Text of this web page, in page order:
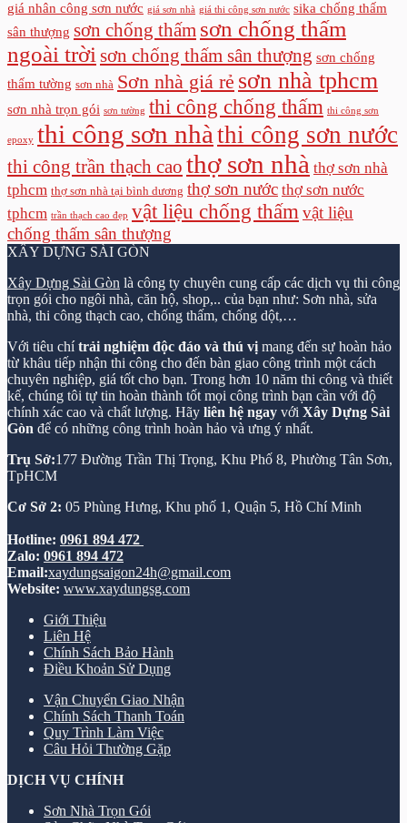
giá nhân công sơn nước giá sơn nhà giá thi công sơn nước sika chống thấm
sân thượng sơn chống thấm sơn chống thấm
ngoài trời sơn chống thấm sân thượng sơn chống
thấm tường sơn nhà Sơn nhà giá rẻ sơn nhà tphcm
sơn nhà trọn gói sơn tường thi công chống thấm thi công sơn
epoxy thi công sơn nhà thi công sơn nước
thi công trần thạch cao thợ sơn nhà thợ sơn nhà
tphcm thợ sơn nhà tại bình dương thợ sơn nước thợ sơn nước
tphcm trần thạch cao đẹp vật liệu chống thấm vật liệu
chống thấm sân thượng
XÂY DỰNG SÀI GÒN
Xây Dựng Sài Gòn là công ty chuyên cung cấp các dịch vụ thi công
trọn gói cho ngôi nhà, căn hộ, shop,.. của bạn như: Sơn nhà, sửa
nhà, thi công thạch cao, chống thấm, chống dột,…
Với tiêu chítrải nghiệm độc đáo và thú vị mang đến sự hoàn hảo
từ khâu tiếp nhận thi công cho đến bàn giao công trình một cách
chuyên nghiệp, giá tốt cho bạn. Trong hơn 10 năm thi công và thiết
kế, chúng tôi tự tin hoàn thành tốt mọi công trình bạn cần với độ
chính xác cao và chất lượng. Hãy liên hệ ngay với Xây Dựng Sài
Gòn để có những công trình hoàn hảo và ưng ý nhất.
Trụ Sở:177 Đường Trần Thị Trọng, Khu Phố 8, Phường Tân Sơn,
TpHCM
Cơ Sở 2: 05 Phùng Hưng, Khu phố 1, Quận 5, Hồ Chí Minh
Hotline: 0961 894 472
Zalo: 0961 894 472
Email:xaydungsaigon24h@gmail.com
Website: www.xaydungsg.com
Giới Thiệu
Liên Hệ
Chính Sách Bảo Hành
Điều Khoản Sử Dụng
Vận Chuyển Giao Nhận
Chính Sách Thanh Toán
Quy Trình Làm Việc
Câu Hỏi Thường Gặp
DỊCH VỤ CHÍNH
Sơn Nhà Trọn Gói